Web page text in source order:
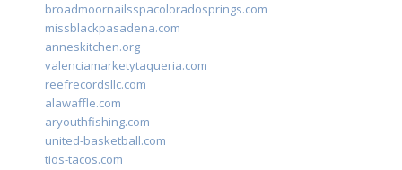
broadmoornailsspacoloradosprings.com
missblackpasadena.com
anneskitchen.org
valenciamarketytaqueria.com
reefrecordsllc.com
alawaffle.com
aryouthfishing.com
united-basketball.com
tios-tacos.com